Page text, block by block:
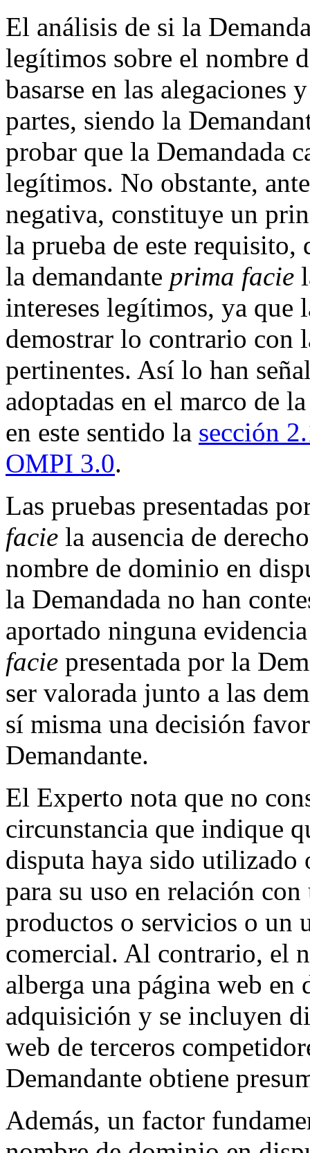
El análisis de si la
legítimos sobre el nombre
basarse en las alegaciones
partes, siendo la
probar que la Demandada
legítimos. No obstante,
negativa, constituye un
la prueba de este requisito,
la demandante prima facie
intereses legítimos, ya que
demostrar lo contrario con
pertinentes. Así lo han
adoptadas en el marco de
en este sentido la sección
OMPI 3.0.
Las pruebas presentadas
facie la ausencia de
nombre de dominio en
la Demandada no han
aportado ninguna
facie presentada por la
ser valorada junto a las
sí misma una decisión
Demandante.
El Experto nota que no
circunstancia que indique
disputa haya sido utilizado
para su uso en relación
productos o servicios o un
comercial. Al contrario, el
alberga una página web en
adquisición y se incluyen
web de terceros
Demandante obtiene
Además, un factor